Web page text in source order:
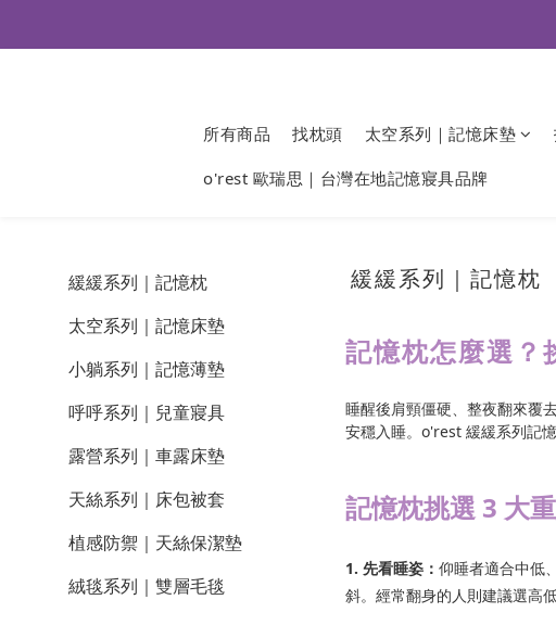
所有商品 找枕頭 太空系列｜記憶床墊
o'rest 歐瑞思｜台灣在地記憶寢具品牌
緩緩系列｜記憶枕
太空系列｜記憶床墊
小躺系列｜記憶薄墊
呼呼系列｜兒童寢具
露營系列｜車露床墊
天絲系列｜床包被套
植感防禦｜天絲保潔墊
絨毯系列｜雙層毛毯
緩緩系列｜記憶枕
記憶枕怎麼選？
睡醒後肩頸僵硬、整夜翻來覆
安穩入睡。o'rest 緩緩系列記
記憶枕挑選 3 大
1. 先看睡姿：仰睡者適合中低
斜。經常翻身的人則建議選高